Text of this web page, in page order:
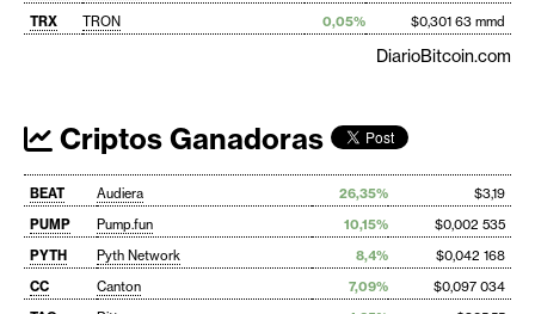
TRX
TRON 0,05% $0,301 63 mmd
DiarioBitcoin.com
Criptos Ganadoras
BEAT Audiera 26,35%
$3,19
PUMP
Pump.fun 10,15%
$0,002 535
PYTH
Pyth Network 8,4%
$0,042 168
CC
Canton 7,09%
$0,097 034